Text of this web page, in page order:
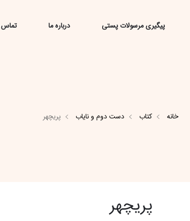
پیگیری مرسولات پستی درباره ما تماس
خانه کتاب دست دوم و نایاب پریچهر
پریچهر